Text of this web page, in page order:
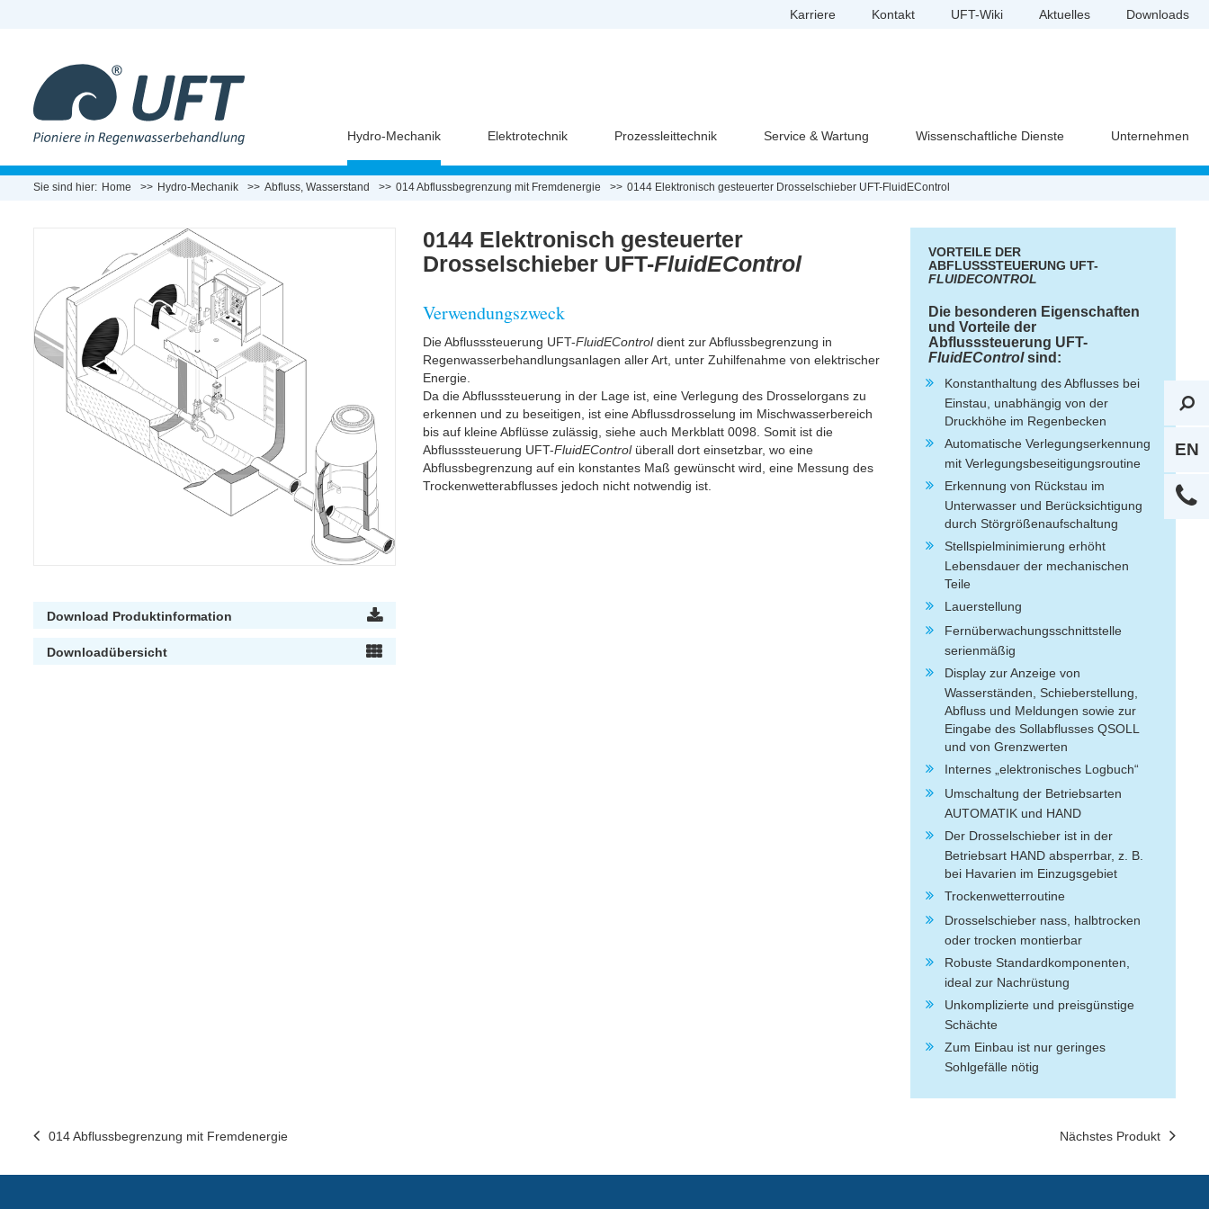
Karriere Kontakt UFT-Wiki Aktuelles Downloads
EN
Hydro-Mechanik Elektrotechnik Prozessleittechnik Service & Wartung Wissenschaftliche Dienste Unternehmen
Sie sind hier: Home Hydro-Mechanik Abfluss, Wasserstand 014 Abflussbegrenzung mit Fremdenergie 0144 Elektronisch gesteuerter Drosselschieber UFT-FluidEControl
Download Produktinformation
Downloadübersicht
0144 Elektronisch gesteuerter
Drosselschieber UFT-FluidEControl
Verwendungszweck
Die Abflusssteuerung UFT-FluidEControldient zur Abflussbegrenzung in
Regenwasserbehandlungsanlagen aller Art, unter Zuhilfenahme von elektrischer
Energie.
Da die Abflusssteuerung in der Lage ist, eine Verlegung des Drosselorgans zu
erkennen und zu beseitigen, ist eine Abflussdrosselung im Mischwasserbereich
bis auf kleine Abflüsse zulässig, siehe auch Merkblatt 0098. Somit ist die
Abflusssteuerung UFT-FluidEControlüberall dort einsetzbar, wo eine
Abflussbegrenzung auf ein konstantes Maß gewünscht wird, eine Messung des
Trockenwetterabflusses jedoch nicht notwendig ist.
VORTEILE DER
ABFLUSSSTEUERUNG UFT-
FLUIDECONTROL
Die besonderen Eigenschaften
und Vorteile der
Abflusssteuerung UFT-
FluidEControlsind:
Konstanthaltung des Abflusses bei
Einstau, unabhängig von der
Druckhöhe im Regenbecken
Automatische Verlegungserkennung
mit Verlegungsbeseitigungsroutine
Erkennung von Rückstau im
Unterwasser und Berücksichtigung
durch Störgrößenaufschaltung
Stellspielminimierung erhöht
Lebensdauer der mechanischen
Teile
Lauerstellung
Fernüberwachungsschnittstelle
serienmäßig
Display zur Anzeige von
Wasserständen, Schieberstellung,
Abfluss und Meldungen sowie zur
Eingabe des Sollabflusses QSOLL
und von Grenzwerten
Internes „elektronisches Logbuch“
Umschaltung der Betriebsarten
AUTOMATIK und HAND
Der Drosselschieber ist in der
Betriebsart HAND absperrbar, z. B.
bei Havarien im Einzugsgebiet
Trockenwetterroutine
Drosselschieber nass, halbtrocken
oder trocken montierbar
Robuste Standardkomponenten,
ideal zur Nachrüstung
Unkomplizierte und preisgünstige
Schächte
Zum Einbau ist nur geringes
Sohlgefälle nötig
014 Abflussbegrenzung mit Fremdenergie Nächstes Produkt